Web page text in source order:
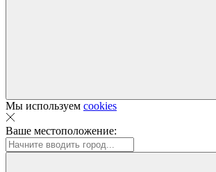
Мы используем cookies
Ваше местоположение: